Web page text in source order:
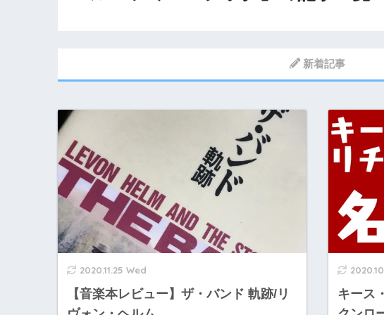
新着記事
2020.11.25 Wed
【音楽本レビュー】ザ・バンド 軌跡/リ
キース